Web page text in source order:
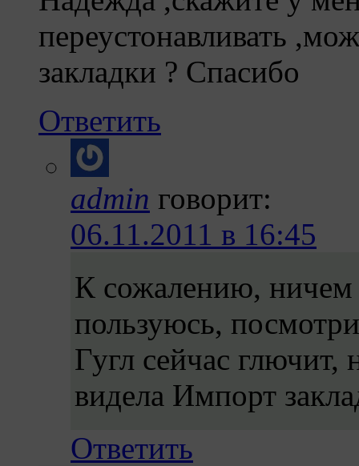
переустонавливать
закладки ? Спасибо
Ответить
admin говорит:
06.11.2011 в 16:45
К сожалению,
пользуюсь,
Гугл сейчас глючит,
видела Импорт
Ответить